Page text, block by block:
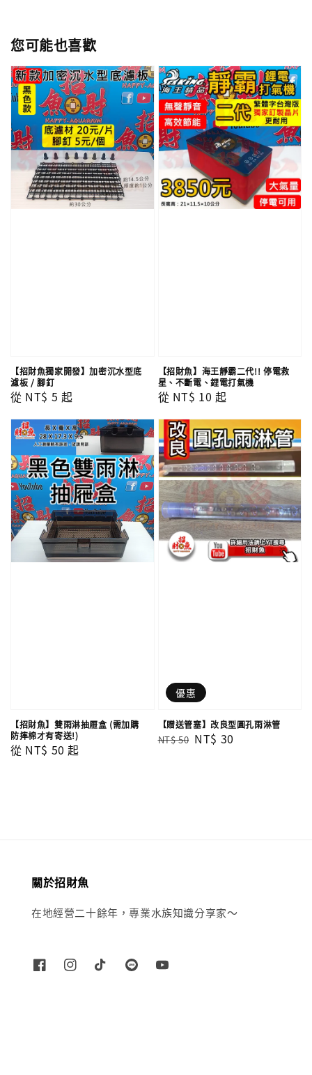
您可能也喜歡
【招財魚獨家開發】加密沉水型底
濾板 / 腳釘
Regular
從 NT$ 5 起
【招財魚】海王靜霸二代!! 停電救
星、不斷電、鋰電打氣機
Regular
從 NT$ 10 起
【招財魚】雙雨淋抽屜盒 (需加購
防摔棉才有寄送!)
Regular
從 NT$ 50 起
優惠
【贈送管塞】改良型圓孔雨淋管
Regular
NT$ 50 Sale
NT$ 30
關於招財魚
在地經營二十餘年，專業水族知識分享家～